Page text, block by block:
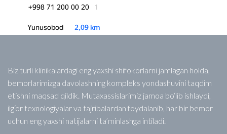
Biz turli klinikalardagi eng yaxshi shifokorlarni jamlagan holda,
bemorlarimizga davolashning kompleks yondashuvini taqdim
etishni maqsad qildik. Mutaxassislarimiz jamoa bo‘lib ishlaydi,
ilg‘or texnologiyalar va tajribalardan foydalanib, har bir bemor
uchun eng yaxshi natijalarni ta’minlashga intiladi.